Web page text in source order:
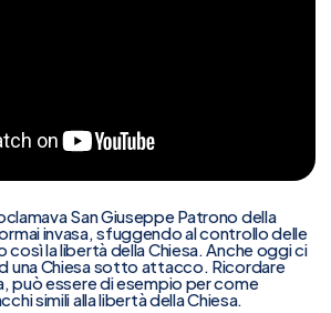
San Giuseppe Patrono della
invasa, sfuggendo al controllo delle
la libertà della Chiesa. Anche oggi ci
una Chiesa sotto attacco. Ricordare
può essere di esempio per come
simili alla libertà della Chiesa.